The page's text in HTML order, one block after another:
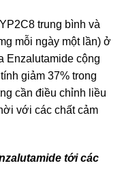
trung bình và
mỗi ngày một lần) ở
Enzalutamide cộng
giảm 37% trong
cần điều chỉnh liều
với các chất cảm
tới các